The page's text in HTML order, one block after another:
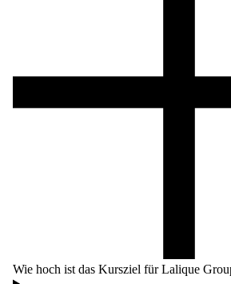
Wie hoch ist das Kursziel für Lalique